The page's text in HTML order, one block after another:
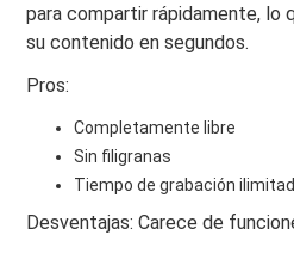
para compartir rápidamente, lo
su contenido en segundos.
Pros:
Completamente libre
Sin filigranas
Tiempo de grabación
Desventajas: Carece de